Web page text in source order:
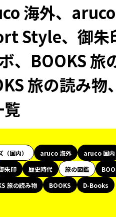
海外、
Style、御朱
、BOOKS 旅
旅の読み物
国内） aruco 海外 aruco 国内
朱印 歴史時代 旅の図鑑
旅の読み物 BOOKS
D-Books